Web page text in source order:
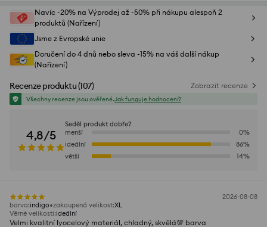
Navíc -20% na Výprodej až -50% při nákupu alespoň 2
produktů (Nařízení)
Jsme z Evropské unie
Doručení do 4 dnů nebo sleva -15% na váš další nákup
(Nařízení)
Recenze produktu(107) Zobrazit recenze
Všechny recenze jsou ověřené.Jak funguje hodnocení?
4,8/5
Seděl produkt dobře?
menší
0%
ideální
86%
větší
14%
2026-08-08
barva:indigo zakoupená velikost:XL
Věrné velikosti:ideální
Velmi kvalitní lyocelový materiál, chladný, skvělá💯 barva